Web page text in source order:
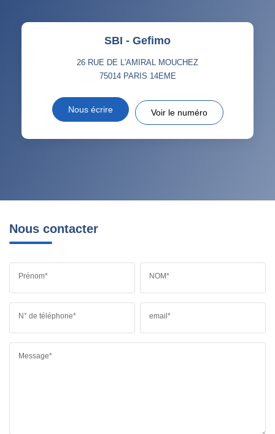
SBI - Gefimo
26 RUE DE L'AMIRAL MOUCHEZ
75014 PARIS 14EME
Nous écrire Voir le numéro
Nous contacter
Prénom* NOM*
N° de téléphone* email*
Message*